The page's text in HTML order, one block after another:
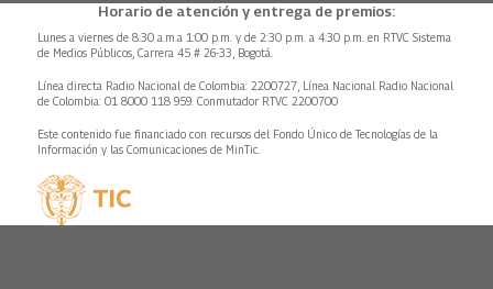
Horario de atención y entrega de premios:
Lunes a viernes de 8:30 a.m.a 1:00 p.m. y de 2:30 p.m. a 4:30 p.m. en RTVC Sistema
de Medios Públicos, Carrera 45 # 26-33, Bogotá.
Línea directa Radio Nacional de Colombia: 2200727, Línea Nacional Radio Nacional
de Colombia: 01 8000 118 959. Conmutador RTVC 2200700
Este contenido fue financiado con recursos del Fondo Único de Tecnologías de la
Información y las Comunicaciones de MinTic.